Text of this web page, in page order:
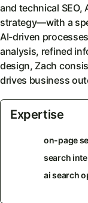
and technical
strategy—with a
AI-driven
analysis, refined
design, Zach
drives business
Expertise
on-page
search
ai search